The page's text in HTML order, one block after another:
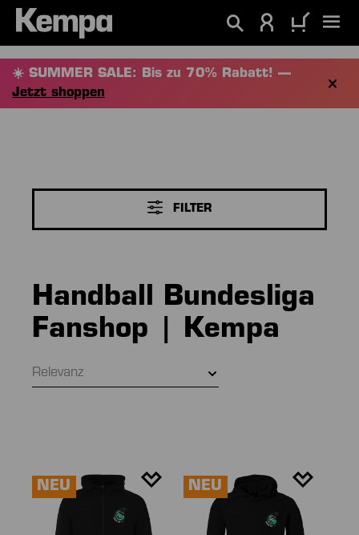
springen
☀️ SUMMER SALE: Bis zu 70% Rabatt! —
Jetzt shoppen
FILTER
Handball Bundesliga
Fanshop | Kempa
Relevanz
NEU NEU